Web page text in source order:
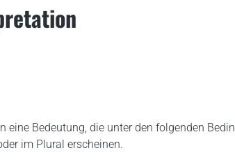
eine Bedeutung, die unter den folgenden
im Plural erscheinen.